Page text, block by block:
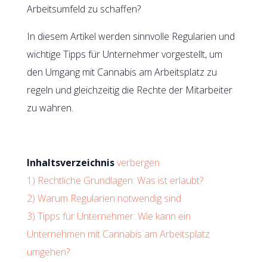
Arbeitsumfeld zu schaffen?
In diesem Artikel werden sinnvolle Regularien und
wichtige Tipps für Unternehmer vorgestellt, um
den Umgang mit Cannabis am Arbeitsplatz zu
regeln und gleichzeitig die Rechte der Mitarbeiter
zu wahren.
Inhaltsverzeichnisverbergen
1) Rechtliche Grundlagen: Was ist erlaubt?
2) Warum Regularien notwendig sind
3) Tipps für Unternehmer: Wie kann ein
Unternehmen mit Cannabis am Arbeitsplatz
umgehen?